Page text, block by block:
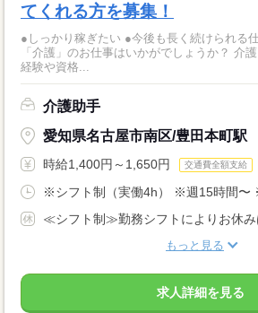
てくれる方を募集！
●しっかり稼ぎたい ●今後も長く続けられる仕事がし
「介護」のお仕事はいかがでしょうか？ 介護といっても、最近では
経験や資格...
介護助手
愛知県名古屋市南区/豊田本町駅
時給1,400円～1,650円 交通費全額支給
※シフト制（実働4h） ※週15時間〜
≪シフト制≫勤務シフトによりお休み
もっと見る
求人詳細を見る